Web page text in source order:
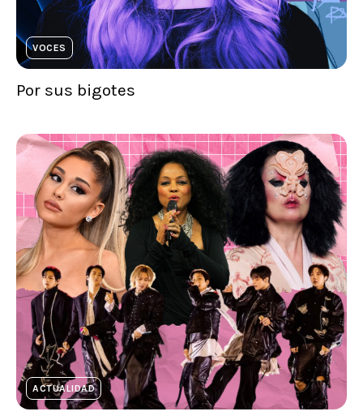
VOCES
Por sus bigotes
ACTUALIDAD